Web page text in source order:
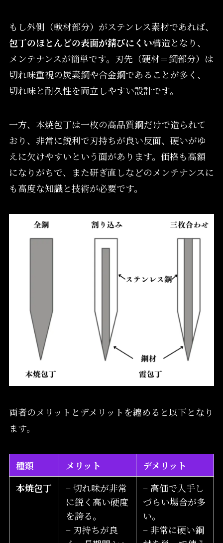
もし外側（軟材部分）がステンレス素材であれば、
包丁のほとんどの表面が錆びにくい構造となり、
メンテナンスが簡単です。刃先（硬材＝鋼部分）は
切れ味重視の炭素鋼や合金鋼であることが多く、
切れ味と耐久性を両立しやすい設計です。
一方、本焼包丁は一枚の高品質鋼だけで造られて
おり、非常に鋭利で刃持ちが良い反面、硬いがゆ
えに欠けやすいという面があります。価格も高額
になりがちで、また研ぎ直しなどのメンテナンスに
も高度な知識と技術が必要です。
両者のメリットとデメリットを纏めると以下となり
ます。
種類 メリット
デメリット
本焼包丁
– 切れ味が非常
に鋭く高い硬度
を誇る。
– 刃持ちが良
– 高価で入手し
づらい場合が多
い。
– 非常に硬い鋼